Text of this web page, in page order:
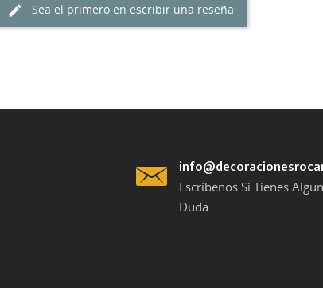
Sea el primero en escribir una reseña
Escríbenos Si Tienes
Duda